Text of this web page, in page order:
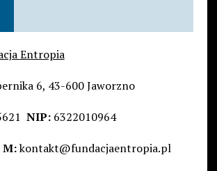
Entropia
6, 43-600 Jaworzno
NIP: 6322010964
M:kontakt@fundacjaentropia.pl